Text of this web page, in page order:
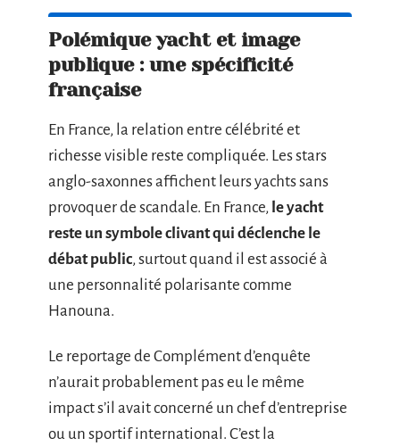
Polémique yacht et image
publique : une spécificité
française
En France, la relation entre célébrité et
richesse visible reste compliquée. Les stars
anglo-saxonnes affichent leurs yachts sans
provoquer de scandale. En France, le yacht
reste un symbole clivant qui déclenche le
débat public, surtout quand il est associé à
une personnalité polarisante comme
Hanouna.
Le reportage de Complément d’enquête
n’aurait probablement pas eu le même
impact s’il avait concerné un chef d’entreprise
ou un sportif international. C’est la